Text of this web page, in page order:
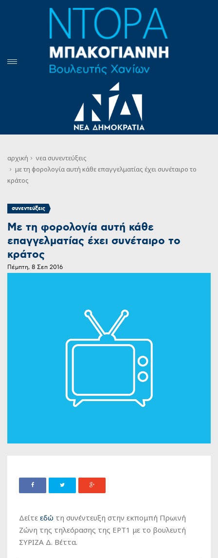
αρχική νεα συνεντεύξεις
με τη φορολογία αυτή κάθε επαγγελματίας έχει συνέταιρο το
κράτος
συνεντεύξεις
Με τη φορολογία αυτή κάθε
επαγγελματίας έχει συνέταιρο το
κράτος
Πέμπτη, 8 Σεπ 2016
Δείτε εδώ τη συνέντευξη στην εκπομπή Πρωινή
Ζώνη της τηλεόρασης της ΕΡΤ1 με το βουλευτή
ΣΥΡΙΖΑ Δ. Βέττα.